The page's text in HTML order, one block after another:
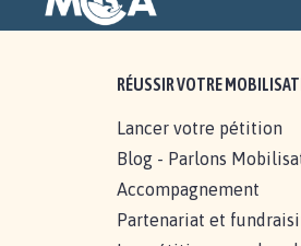
RÉUSSIR VOTRE
Lancer votre pétition
Blog - Parlons
Accompagnement
Partenariat et